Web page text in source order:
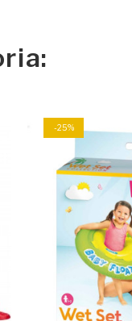
-25%